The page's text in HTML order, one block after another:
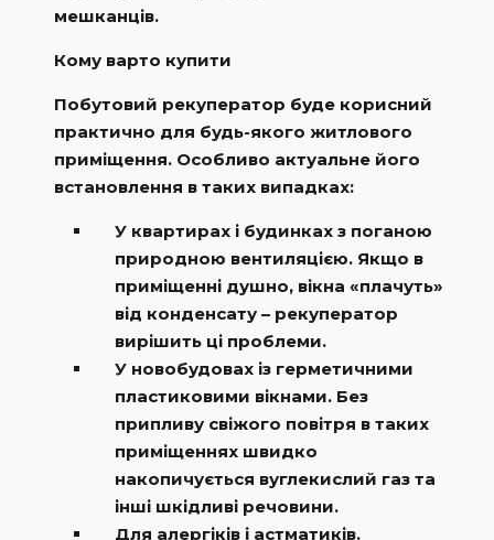
мешканців.
Кому варто купити
Побутовий рекуператор буде корисний
практично для будь-якого житлового
приміщення. Особливо актуальне його
встановлення в таких випадках:
У квартирах і будинках з поганою
природною вентиляцією. Якщо в
приміщенні душно, вікна «плачуть»
від конденсату – рекуператор
вирішить ці проблеми.
У новобудовах із герметичними
пластиковими вікнами. Без
припливу свіжого повітря в таких
приміщеннях швидко
накопичується вуглекислий газ та
інші шкідливі речовини.
Для алергіків і астматиків.